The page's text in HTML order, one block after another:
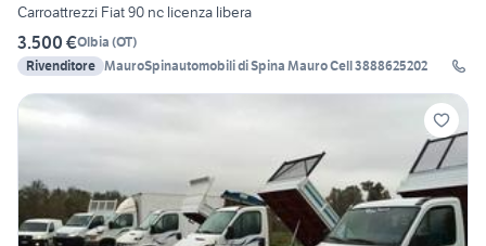
Carroattrezzi Fiat 90 nc licenza libera
3.500 €Olbia (OT)
Rivenditore MauroSpinautomobili di Spina Mauro Cell 3888625202